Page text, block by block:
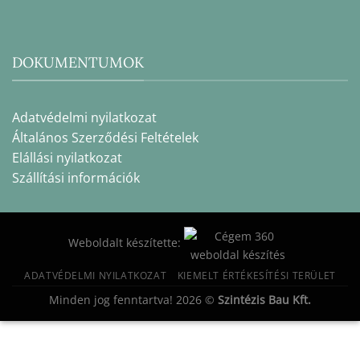
DOKUMENTUMOK
Adatvédelmi nyilatkozat
Általános Szerződési Feltételek
Elállási nyilatkozat
Szállítási információk
Weboldalt készítette:
ADATVÉDELMI NYILATKOZAT KIEMELT ÉRTÉKESÍTÉSI TERÜLET
Minden jog fenntartva! 2026 © Szintézis Bau Kft.